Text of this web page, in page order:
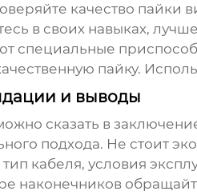
качество пайки
в своих навыках,
специальные
пайку.
и выводы
сказать в
подхода. Не стоит
тип кабеля, условия
наконечников